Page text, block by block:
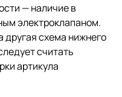
— наличие в
электроклапаном.
другая схема нижнего
считать
артикула